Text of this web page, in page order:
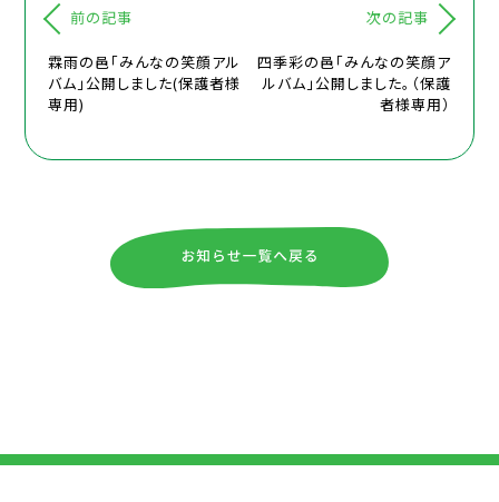
前の記事
霖雨の邑「みんなの笑顔アル
バム」公開しました(保護者様
専用)
次の記事
四季彩の邑「みんなの笑顔ア
ルバム」公開しました。（保護
者様専用）